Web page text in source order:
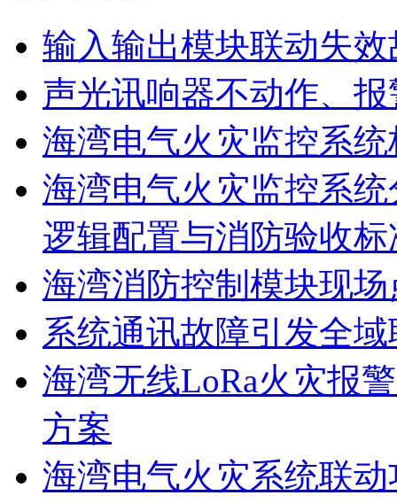
输入输出模块联动失效
声光讯响器不动作、
海湾电气火灾监控系
海湾电气火灾监控系
逻辑配置与消防验收标
海湾消防控制模块现
系统通讯故障引发全
海湾无线LoRa火灾报
方案
海湾电气火灾系统联